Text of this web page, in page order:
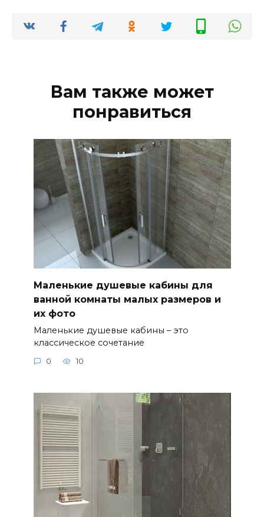
Вам также может
понравиться
Маленькие душевые кабины для
ванной комнаты малых размеров и
их фото
Маленькие душевые кабины – это
классическое сочетание
0 10